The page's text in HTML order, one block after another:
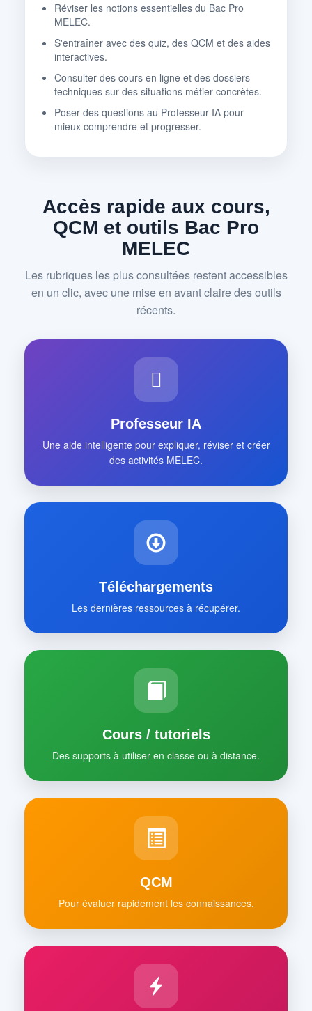
Réviser les notions essentielles du Bac Pro
MELEC.
S'entraîner avec des quiz, des QCM et des aides
interactives.
Consulter des cours en ligne et des dossiers
techniques sur des situations métier concrètes.
Poser des questions au Professeur IA pour
mieux comprendre et progresser.
Accès rapide aux cours,
QCM et outils Bac Pro
MELEC
Les rubriques les plus consultées restent accessibles
en un clic, avec une mise en avant claire des outils
récents.
Professeur IA
Une aide intelligente pour expliquer, réviser et créer
des activités MELEC.
Téléchargements
Les dernières ressources à récupérer.
Cours / tutoriels
Des supports à utiliser en classe ou à distance.
QCM
Pour évaluer rapidement les connaissances.